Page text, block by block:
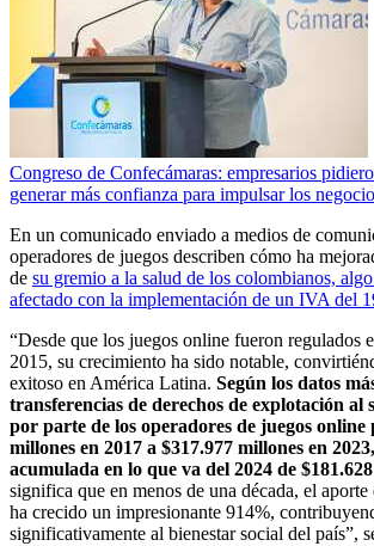
Congreso de Confecámaras: empresarios
generar más confianza para impulsar los
En un comunicado enviado a medios de
operadores de juegos describen cómo ha
de su gremio a la salud de los colombianos,
afectado con la implementación de un IVA del
“Desde que los juegos online fueron regulados
2015, su crecimiento ha sido notable,
exitoso en América Latina. Según los datos
transferencias de derechos de explotación al
por parte de los operadores de juegos online
millones en 2017 a $317.977 millones en
acumulada en lo que va del 2024 de
significa que en menos de una década, el aporte
ha crecido un impresionante 914%,
significativamente al bienestar social del país”,